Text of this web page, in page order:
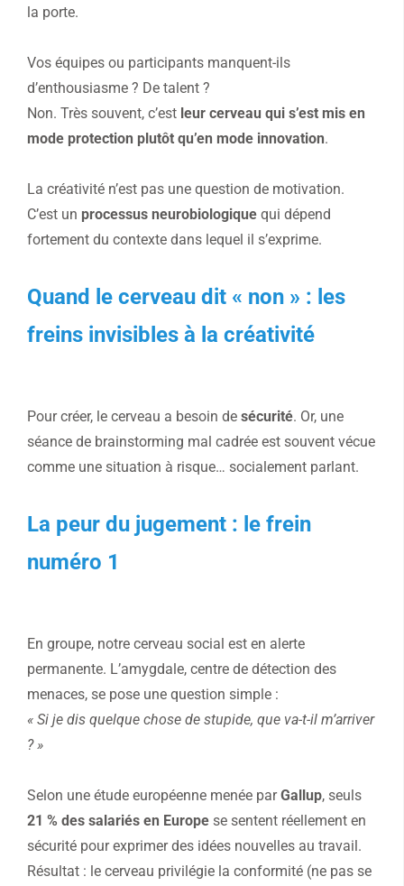
la porte.
Vos équipes ou participants manquent-ils
d’enthousiasme ? De talent ?
Non. Très souvent, c’est leur cerveau qui s’est mis en
mode protection plutôt qu’en mode innovation.
La créativité n’est pas une question de motivation.
C’est un processus neurobiologique qui dépend
fortement du contexte dans lequel il s’exprime.
Quand le cerveau dit « non » : les
freins invisibles à la créativité
Pour créer, le cerveau a besoin de sécurité. Or, une
séance de brainstorming mal cadrée est souvent vécue
comme une situation à risque… socialement parlant.
La peur du jugement : le frein
numéro 1
En groupe, notre cerveau social est en alerte
permanente. L’amygdale, centre de détection des
menaces, se pose une question simple :
« Si je dis quelque chose de stupide, que va-t-il m’arriver
? »
Selon une étude européenne menée parGallup, seuls
21 % des salariés en Europe se sentent réellement en
sécurité pour exprimer des idées nouvelles au travail.
Résultat : le cerveau privilégie la conformité (ne pas se